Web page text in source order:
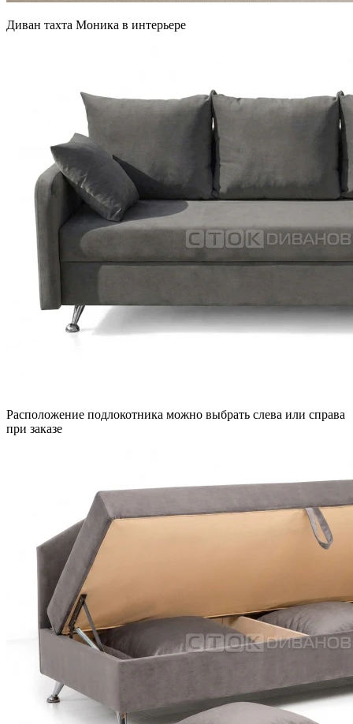
Диван тахта Моника в интерьере
Расположение подлокотника можно выбрать слева или справа
при заказе